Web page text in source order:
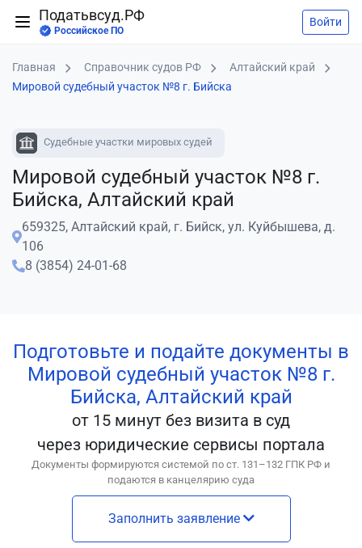
Податьвсуд.РФ
Российское ПО
Войти
Главная Справочник судов РФ
Алтайский край
Мировой судебный участок №8 г. Бийска
Судебные участки мировых судей
Мировой судебный участок №8 г.
Бийска, Алтайский край
659325, Алтайский край, г. Бийск, ул. Куйбышева, д.
106
8 (3854) 24-01-68
Подготовьте и подайте документы в
Мировой судебный участок №8 г.
Бийска, Алтайский край
от 15 минут без визита в суд
через юридические сервисы портала
Документы формируются системой по ст. 131–132 ГПК РФ и
подаются в канцелярию суда
Заполнить заявление